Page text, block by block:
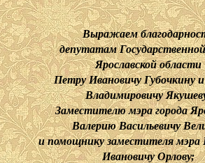
Выражаем
депутатам
Ярославской области
Петру Ивановичу Губочкину
Владимировичу
Заместителю мэра города
Валерию Васильевичу
и помощнику заместителя мэра
Ивановичу Орлову;